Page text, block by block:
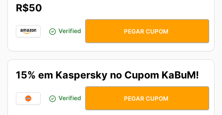
R$50
Verified 7DO7PRAVOCE
PEGAR CUPOM
15% em Kaspersky no Cupom KaBuM!
Verified KASPERSKY15
PEGAR CUPOM